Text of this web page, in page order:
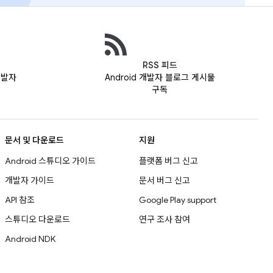
자
RSS 피드
Android 개발자 블로그 게시물
구독
문서 및 다운로드
Android 스튜디오 가이드
개발자 가이드
API 참조
스튜디오 다운로드
Android NDK
지원
플랫폼 버그 신고
문서 버그 신고
Google Play support
연구 조사 참여